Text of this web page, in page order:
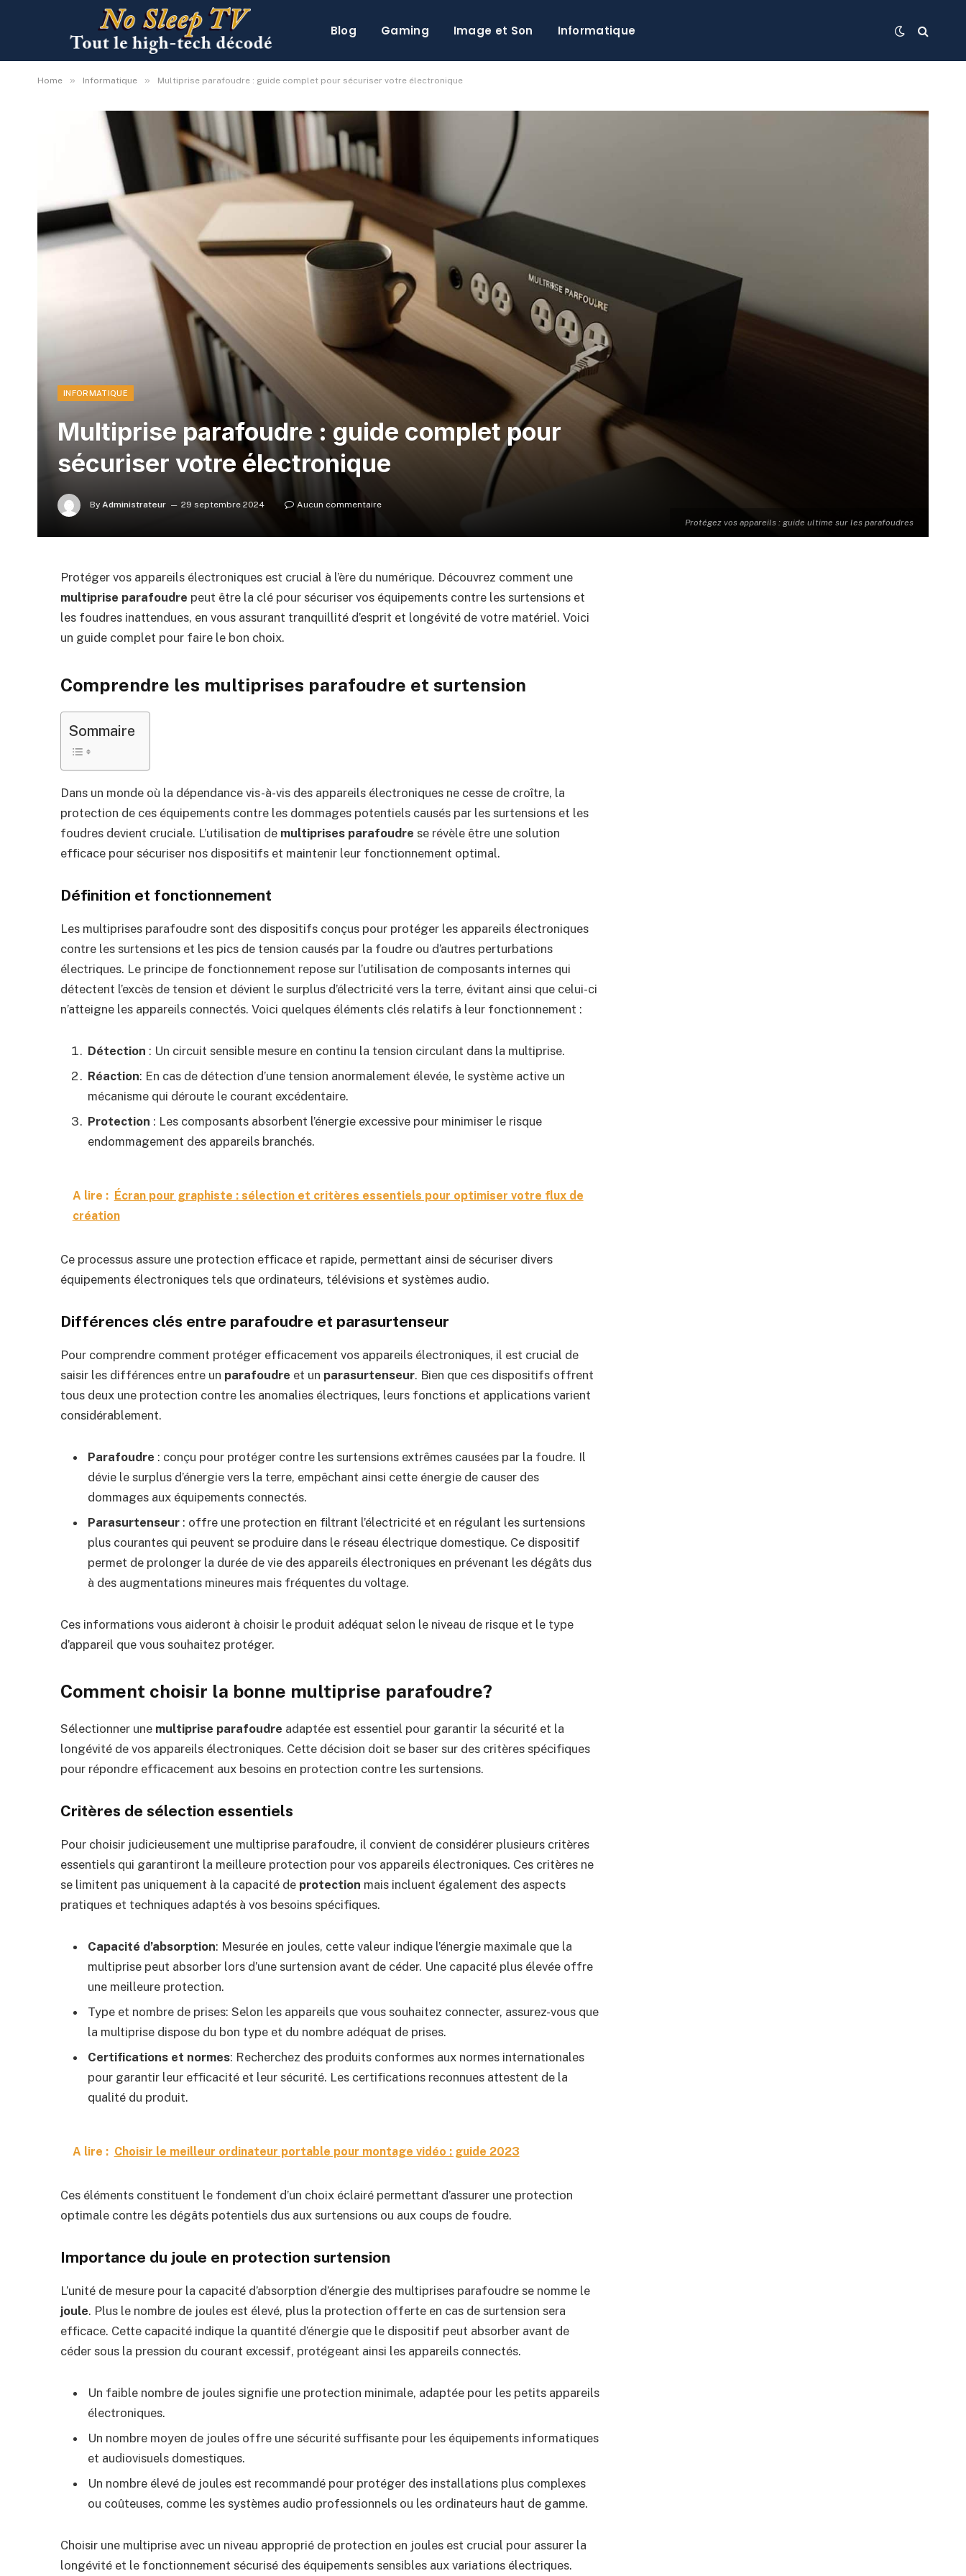
Blog Gaming Image et Son Informatique
Home » Informatique » Multiprise parafoudre : guide complet pour sécuriser votre électronique
Protégez vos appareils : guide ultime sur les parafoudres
INFORMATIQUE
Multiprise parafoudre : guide complet pour
sécuriser votre électronique
By Administrateur 29 septembre 2024 Aucun commentaire
Protéger vos appareils électroniques est crucial à l’ère du numérique. Découvrez comment une
multiprise parafoudre peut être la clé pour sécuriser vos équipements contre les surtensions et
les foudres inattendues, en vous assurant tranquillité d’esprit et longévité de votre matériel. Voici
un guide complet pour faire le bon choix.
Comprendre les multiprises parafoudre et surtension
Sommaire
Dans un monde où la dépendance vis-à-vis des appareils électroniques ne cesse de croître, la
protection de ces équipements contre les dommages potentiels causés par les surtensions et les
foudres devient cruciale. L’utilisation de multiprises parafoudre se révèle être une solution
efficace pour sécuriser nos dispositifs et maintenir leur fonctionnement optimal.
Définition et fonctionnement
Les multiprises parafoudre sont des dispositifs conçus pour protéger les appareils électroniques
contre les surtensions et les pics de tension causés par la foudre ou d’autres perturbations
électriques. Le principe de fonctionnement repose sur l’utilisation de composants internes qui
détectent l’excès de tension et dévient le surplus d’électricité vers la terre, évitant ainsi que celui-ci
n’atteigne les appareils connectés. Voici quelques éléments clés relatifs à leur fonctionnement :
Détection : Un circuit sensible mesure en continu la tension circulant dans la multiprise.
Réaction: En cas de détection d’une tension anormalement élevée, le système active un
mécanisme qui déroute le courant excédentaire.
Protection : Les composants absorbent l’énergie excessive pour minimiser le risque
endommagement des appareils branchés.
A lire : Écran pour graphiste : sélection et critères essentiels pour optimiser votre flux de
création
Ce processus assure une protection efficace et rapide, permettant ainsi de sécuriser divers
équipements électroniques tels que ordinateurs, télévisions et systèmes audio.
Différences clés entre parafoudre et parasurtenseur
Pour comprendre comment protéger efficacement vos appareils électroniques, il est crucial de
saisir les différences entre un parafoudre et un parasurtenseur. Bien que ces dispositifs offrent
tous deux une protection contre les anomalies électriques, leurs fonctions et applications varient
considérablement.
Parafoudre : conçu pour protéger contre les surtensions extrêmes causées par la foudre. Il
dévie le surplus d’énergie vers la terre, empêchant ainsi cette énergie de causer des
dommages aux équipements connectés.
Parasurtenseur : offre une protection en filtrant l’électricité et en régulant les surtensions
plus courantes qui peuvent se produire dans le réseau électrique domestique. Ce dispositif
permet de prolonger la durée de vie des appareils électroniques en prévenant les dégâts dus
à des augmentations mineures mais fréquentes du voltage.
Ces informations vous aideront à choisir le produit adéquat selon le niveau de risque et le type
d’appareil que vous souhaitez protéger.
Comment choisir la bonne multiprise parafoudre?
Sélectionner une multiprise parafoudre adaptée est essentiel pour garantir la sécurité et la
longévité de vos appareils électroniques. Cette décision doit se baser sur des critères spécifiques
pour répondre efficacement aux besoins en protection contre les surtensions.
Critères de sélection essentiels
Pour choisir judicieusement une multiprise parafoudre, il convient de considérer plusieurs critères
essentiels qui garantiront la meilleure protection pour vos appareils électroniques. Ces critères ne
se limitent pas uniquement à la capacité de protection mais incluent également des aspects
pratiques et techniques adaptés à vos besoins spécifiques.
Capacité d’absorption: Mesurée en joules, cette valeur indique l’énergie maximale que la
multiprise peut absorber lors d’une surtension avant de céder. Une capacité plus élevée offre
une meilleure protection.
Type et nombre de prises: Selon les appareils que vous souhaitez connecter, assurez-vous que
la multiprise dispose du bon type et du nombre adéquat de prises.
Certifications et normes: Recherchez des produits conformes aux normes internationales
pour garantir leur efficacité et leur sécurité. Les certifications reconnues attestent de la
qualité du produit.
A lire : Choisir le meilleur ordinateur portable pour montage vidéo : guide 2023
Ces éléments constituent le fondement d’un choix éclairé permettant d’assurer une protection
optimale contre les dégâts potentiels dus aux surtensions ou aux coups de foudre.
Importance du joule en protection surtension
L’unité de mesure pour la capacité d’absorption d’énergie des multiprises parafoudre se nomme le
joule. Plus le nombre de joules est élevé, plus la protection offerte en cas de surtension sera
efficace. Cette capacité indique la quantité d’énergie que le dispositif peut absorber avant de
céder sous la pression du courant excessif, protégeant ainsi les appareils connectés.
Un faible nombre de joules signifie une protection minimale, adaptée pour les petits appareils
électroniques.
Un nombre moyen de joules offre une sécurité suffisante pour les équipements informatiques
et audiovisuels domestiques.
Un nombre élevé de joules est recommandé pour protéger des installations plus complexes
ou coûteuses, comme les systèmes audio professionnels ou les ordinateurs haut de gamme.
Choisir une multiprise avec un niveau approprié de protection en joules est crucial pour assurer la
longévité et le fonctionnement sécurisé des équipements sensibles aux variations électriques.